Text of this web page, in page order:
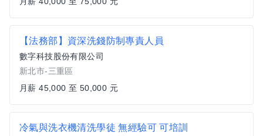
【法務部】資深洗錢防制專責人員
數字科技股份有限公司
新北市-三重區
月薪 45,000 至 50,000 元
冷氣與洗衣機清洗學徒 無經驗可 可培訓